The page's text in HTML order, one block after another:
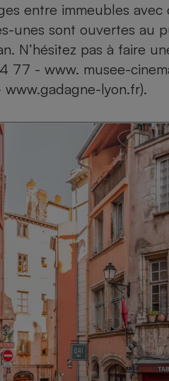
entre immeubles avec
unes sont ouvertes au
N’hésitez pas à faire
77 - www. musee-
lyon.fr).
Aspirateur
Réfrigérateur